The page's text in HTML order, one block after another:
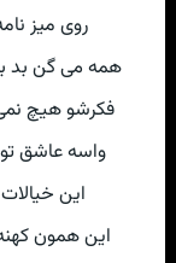
روی میز
همه می گن بد
فکرشو هیچ
واسه عاشق
این
این همون